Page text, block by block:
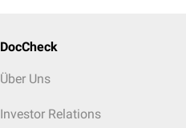
DocCheck
Über Uns
Investor Relations